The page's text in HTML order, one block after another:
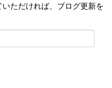
ただければ、ブログ更新を